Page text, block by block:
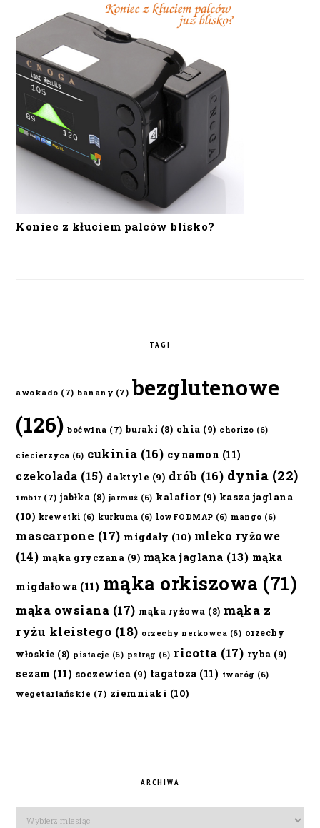
Koniec z kłuciem palców blisko?
TAGI
awokado (7) banany (7) bezglutenowe
(126) boćwina (7) buraki (8) chia (9) chorizo (6)
ciecierzyca (6) cukinia (16) cynamon (11)
czekolada (15) daktyle (9) drób (16) dynia (22)
imbir (7) jabłka (8) jarmuż (6) kalafior(9) kasza jaglana
(10) krewetki (6) kurkuma (6) lowFODMAP (6) mango (6)
mascarpone (17) migdały (10) mleko ryżowe
(14) mąka gryczana (9) mąka jaglana (13) mąka
migdałowa (11) mąka orkiszowa (71)
mąka owsiana (17) mąka ryżowa (8) mąka z
ryżu kleistego (18) orzechy nerkowca (6) orzechy
włoskie (8) pistacje (6) pstrąg (6) ricotta (17) ryba (9)
sezam (11) soczewica (9) tagatoza (11) twaróg (6)
wegetariańskie (7) ziemniaki (10)
ARCHIWA
Archiwa